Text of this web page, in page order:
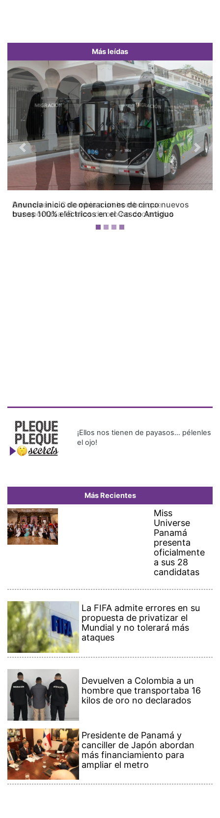
Más leídas
Devuelven a Colombia a un hombre que
transportaba 16 kilos de oro no declarados
Previous Next
¡Ellos nos tienen de payasos… pélenles
el ojo!
Más Recientes
Miss
Universe
Panamá
presenta
oficialmente
a sus 28
candidatas
La FIFA admite errores en su
propuesta de privatizar el
Mundial y no tolerará más
ataques
Devuelven a Colombia a un
hombre que transportaba 16
kilos de oro no declarados
Presidente de Panamá y
canciller de Japón abordan
más financiamiento para
ampliar el metro